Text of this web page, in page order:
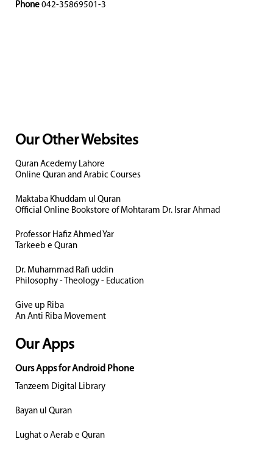
Phone 042-35869501-3
Our Other Websites
Quran Acedemy Lahore
Online Quran and Arabic Courses
Maktaba Khuddam ul Quran
Official Online Bookstore of Mohtaram Dr. Israr Ahmad
Professor Hafiz Ahmed Yar
Tarkeeb e Quran
Dr. Muhammad Rafi uddin
Philosophy - Theology - Education
Give up Riba
An Anti Riba Movement
Our Apps
Ours Apps for Android Phone
Tanzeem Digital Library
Bayan ul Quran
Lughat o Aerab e Quran